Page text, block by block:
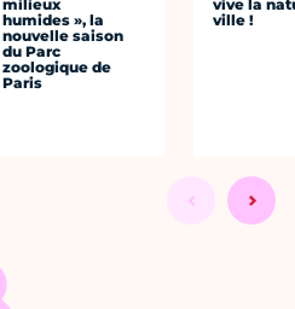
milieux
humides », la
nouvelle saison
du Parc
zoologique de
Paris
vive la
ville !